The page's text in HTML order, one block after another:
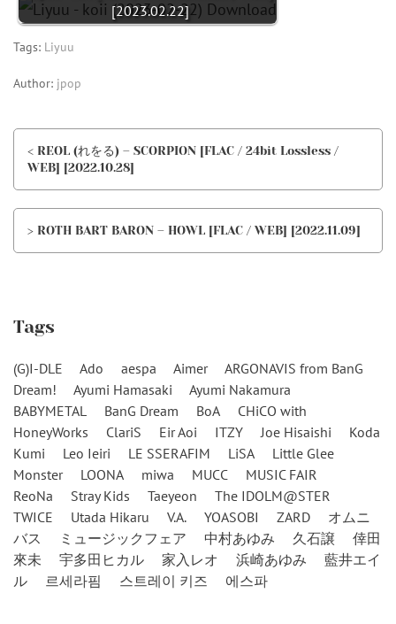
[2023.02.22]
Tags: Liyuu
Author: jpop
< REOL (れをる) – SCORPION [FLAC / 24bit Lossless /
WEB] [2022.10.28]
> ROTH BART BARON – HOWL [FLAC / WEB] [2022.11.09]
Tags
(G)I-DLE Ado aespa Aimer
ARGONAVIS from BanG
Dream!
Ayumi Hamasaki
Ayumi Nakamura
BABYMETAL
BanG Dream BoA
CHiCO with
HoneyWorks
ClariS Eir Aoi ITZY Joe Hisaishi
Koda
Kumi
Leo Ieiri LE SSERAFIM LiSA
Little Glee
Monster
LOONA miwa MUCC
MUSIC FAIR
ReoNa
Stray Kids Taeyeon
The IDOLM@STER
TWICE
Utada Hikaru V.A. YOASOBI ZARD
オムニ
バス
ミュージックフェア 中村あゆみ 久石譲
倖田
來未
宇多田ヒカル 家入レオ 浜崎あゆみ
藍井エイ
ル
르세라핌 스트레이 키즈 에스파